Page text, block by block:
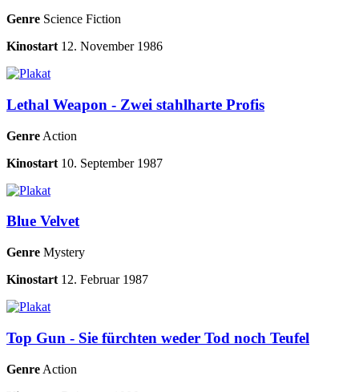
Genre Science Fiction
Kinostart 12. November 1986
Lethal Weapon - Zwei stahlharte Profis
Genre Action
Kinostart 10. September 1987
Blue Velvet
Genre Mystery
Kinostart 12. Februar 1987
Top Gun - Sie fürchten weder Tod noch Teufel
Genre Action